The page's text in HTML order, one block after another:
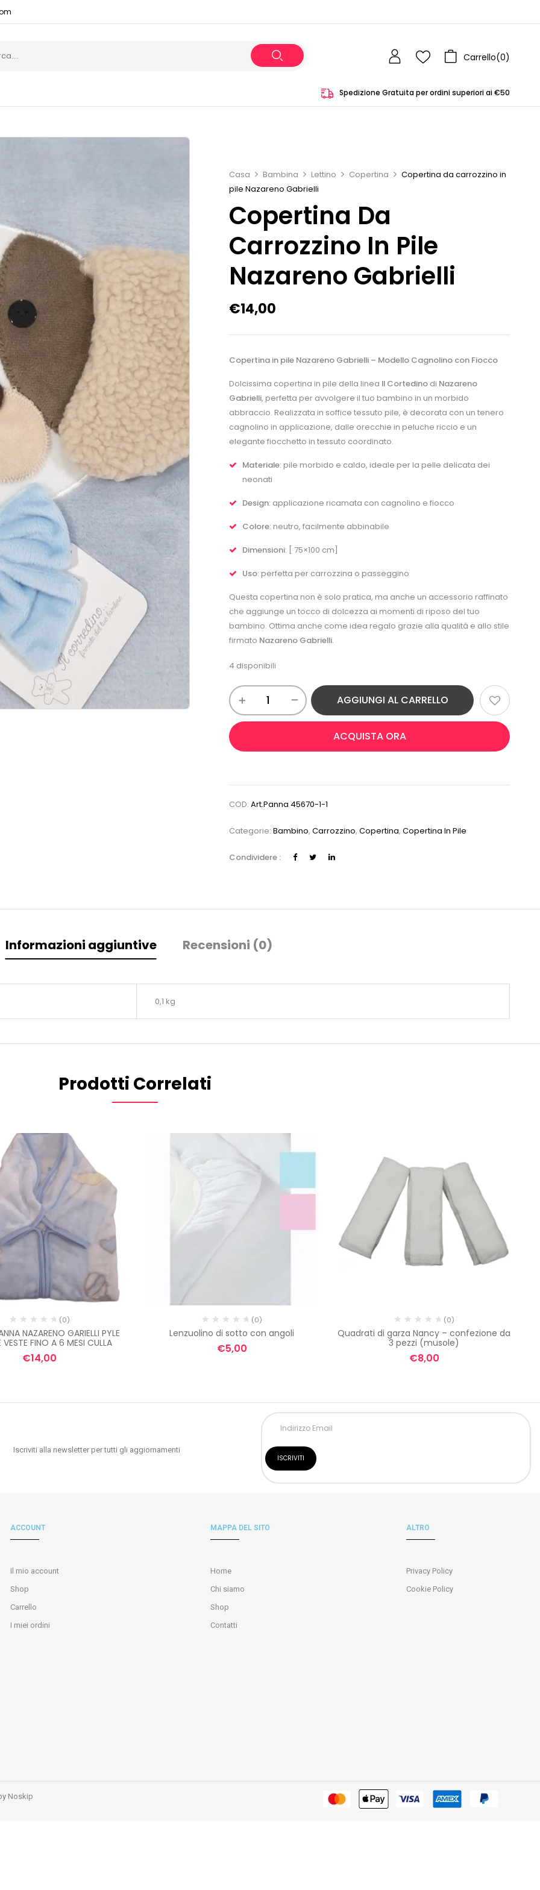
Carrello(0)
Spedizione Gratuita per ordini superiori ai €50
Casa Bambina Lettino Copertina
Copertina da carrozzino in
pile Nazareno Gabrielli
Copertina Da
Carrozzino In Pile
Nazareno Gabrielli
€14,00
Copertina in pile Nazareno Gabrielli – Modello Cagnolino con Fiocco
Dolcissima copertina in pile della linea Il Cortedino di Nazareno
Gabrielli, perfetta per avvolgere il tuo bambino in un morbido
abbraccio. Realizzata in soffice tessuto pile, è decorata con un tenero
cagnolino in applicazione, dalle orecchie in peluche riccio e un
elegante fiocchetto in tessuto coordinato.
Materiale: pile morbido e caldo, ideale per la pelle delicata dei
neonati
Design: applicazione ricamata con cagnolino e fiocco
Colore: neutro, facilmente abbinabile
Dimensioni: [ 75×100 cm]
Uso: perfetta per carrozzina o passeggino
Questa copertina non è solo pratica, ma anche un accessorio raffinato
che aggiunge un tocco di dolcezza ai momenti di riposo del tuo
bambino. Ottima anche come idea regalo grazie alla qualità e allo stile
firmato Nazareno Gabrielli.
4 disponibili
AGGIUNGI AL CARRELLO
ACQUISTA ORA
COD:Art.panna 45670-1-1
Categorie:Bambino,Carrozzino,Copertina,Copertina In Pile
Condividere :
Informazioni aggiuntive Recensioni (0)
0,1 kg
Prodotti Correlati
(0)
NAZARENO GARIELLI PYLE
VESTE FINO A 6 MESI CULLA
€14,00
(0)
Lenzuolino di sotto con angoli
€5,00
(0)
Quadrati di garza Nancy – confezione da
3 pezzi (musole)
€8,00
Iscriviti alla newsletter per tutti gli aggiornamenti
ACCOUNT
Il mio account
Shop
Carrello
I miei ordini
MAPPA DEL SITO
Home
Chi siamo
Shop
Contatti
ALTRO
Privacy Policy
Cookie Policy
Noskip
ORDINE.
NO, GRAZIE